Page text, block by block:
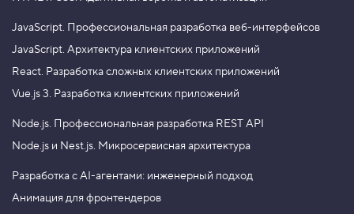
JavaScript. Профессиональная разработка веб-интерфейсов
JavaScript. Архитектура клиентских приложений
React. Разработка сложных клиентских приложений
Vue.js 3. Разработка клиентских приложений
Node.js. Профессиональная разработка REST API
Node.js и Nest.js. Микросервисная архитектура
Разработка с AI-агентами: инженерный подход
Анимация для фронтендеров